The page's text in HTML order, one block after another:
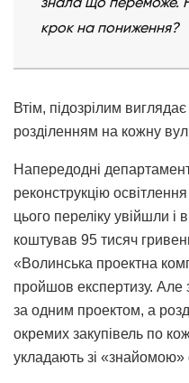
крок на пониження?
Втім, підозрілим
розділенням на кожну
Напередодні
реконструкцію
цього переліку увійшли і
коштував 95 тисяч
«Волинська проектна
пройшов експертизу. Але
за одним проектом, а
окремих закупівель по
укладають зі